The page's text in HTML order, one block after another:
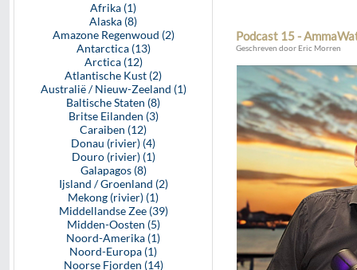
Afrika (1)
Alaska (8)
Amazone Regenwoud (2)
Antarctica (13)
Arctica (12)
Atlantische Kust (2)
Australië / Nieuw-Zeeland (1)
Baltische Staten (8)
Britse Eilanden (3)
Caraiben (12)
Donau (rivier) (4)
Douro (rivier) (1)
Galapagos (8)
Ijsland / Groenland (2)
Mekong (rivier) (1)
Middellandse Zee (39)
Midden-Oosten (5)
Noord-Amerika (1)
Noord-Europa (1)
Noorse Fjorden (14)
Podcast 15 -
Geschreven door Eric Morren